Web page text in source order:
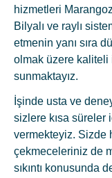
hizmetleri
Bilyalı ve raylı
etmenin yanı sıra
olmak üzere
sunmaktayız.
İşinde usta ve
sizlere kısa süreler
vermekteyiz. Sizde
çekmeceleriniz de
sıkıntı konusunda